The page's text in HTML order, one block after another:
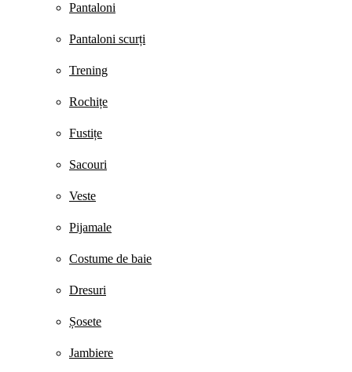
Pantaloni
Pantaloni scurți
Trening
Rochițe
Fustițe
Sacouri
Veste
Pijamale
Costume de baie
Dresuri
Șosete
Jambiere